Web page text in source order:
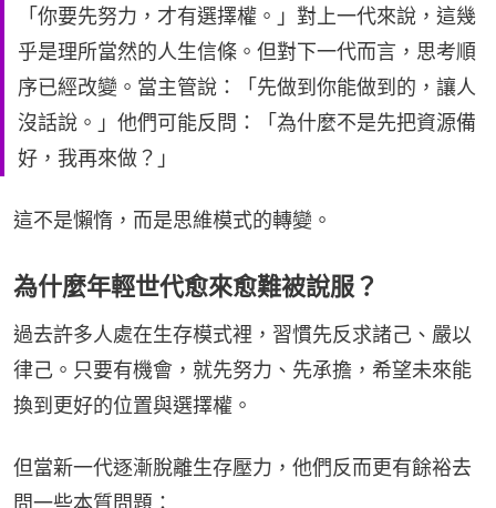
「你要先努力，才有選擇權。」對上一代來說，這幾
乎是理所當然的人生信條。但對下一代而言，思考順
序已經改變。當主管說：「先做到你能做到的，讓人
沒話說。」他們可能反問：「為什麼不是先把資源備
好，我再來做？」
這不是懶惰，而是思維模式的轉變。
為什麼年輕世代愈來愈難被說服？
過去許多人處在生存模式裡，習慣先反求諸己、嚴以
律己。只要有機會，就先努力、先承擔，希望未來能
換到更好的位置與選擇權。
但當新一代逐漸脫離生存壓力，他們反而更有餘裕去
問一些本質問題：